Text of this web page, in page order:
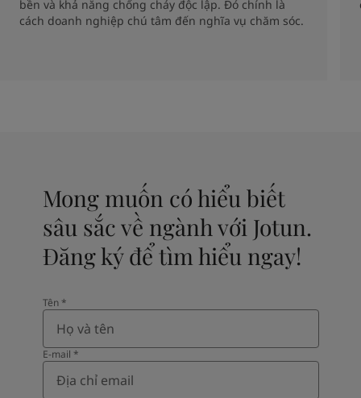
bền và khả năng chống cháy độc lập. Đó chính là
cách doanh nghiệp chú tâm đến nghĩa vụ chăm sóc.
Mong muốn có hiểu biết
sâu sắc về ngành với Jotun.
Đăng ký để tìm hiểu ngay!
Tên​*
E-mail *